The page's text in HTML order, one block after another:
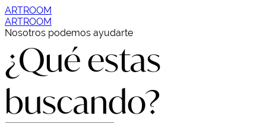
ARTROOM
ARTROOM
Nosotros podemos ayudarte
¿Qué estas
buscando?